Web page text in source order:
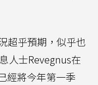
超乎預期，似乎也
人士Revegnus在
經將今年第一季